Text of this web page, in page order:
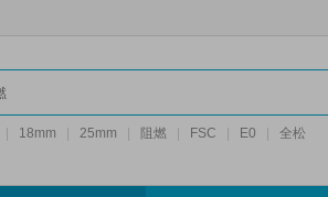
18mm 25mm 阻燃 FSC E0 全松